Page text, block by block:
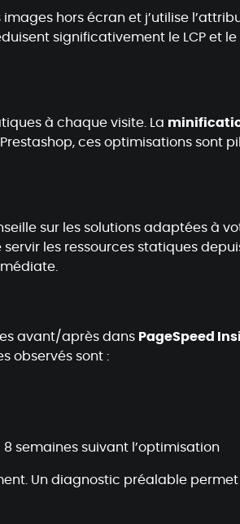
hors écran et j’utilise
significativement le LCP et
à chaque visite. La
ces optimisations sont
sur les solutions adaptées à
les ressources statiques
avant/après dans PageSpeed
observés sont :
semaines suivant l’optimisation
Un diagnostic préalable permet